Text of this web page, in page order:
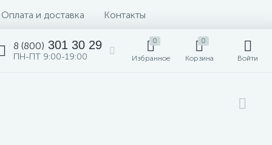
Оплата и доставка Контакты
8 (800) 301 30 29
ПН-ПТ 9:00-19:00
0
Избранное
0
Корзина Войти